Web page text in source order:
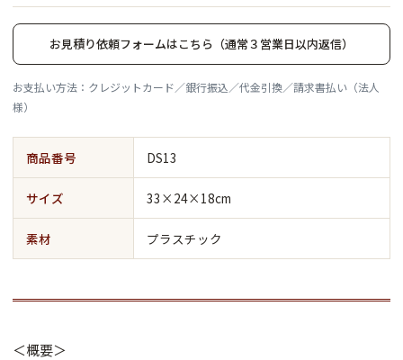
お見積り依頼フォームはこちら（通常３営業日以内返信）
お支払い方法：クレジットカード／銀行振込／代金引換／請求書払い（法人
様）
商品番号 DS13
サイズ 33×24×18cm
素材 プラスチック
＜概要＞